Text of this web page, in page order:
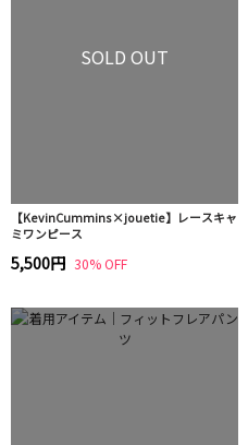
SOLD OUT
【KevinCummins×jouetie】レースキャ
ミワンピース
5,500円 30% OFF